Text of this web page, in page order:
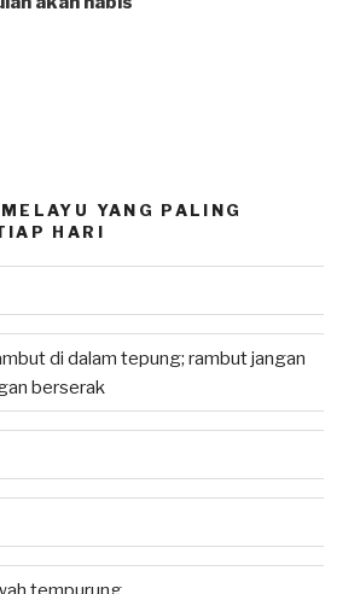
YANG PALING
HARI
di dalam tepung; rambut jangan
berserak